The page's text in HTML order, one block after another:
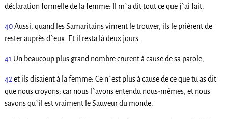
déclaration formelle de la femme: Il m`a dit tout ce que j`ai fait.
40Aussi, quand les Samaritains vinrent le trouver, ils le prièrent de
rester auprès d`eux. Et il resta là deux jours.
41 Un beaucoup plus grand nombre crurent à cause de sa parole;
42et ils disaient à la femme: Ce n`est plus à cause de ce que tu as dit
que nous croyons; car nous l`avons entendu nous-mêmes, et nous
savons qu`il est vraiment le Sauveur du monde.